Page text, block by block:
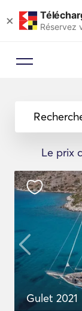
× Réservez
Le prix
Gulet 2021